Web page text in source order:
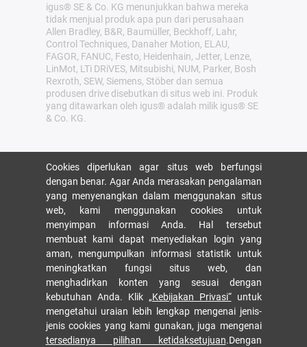
igus® SE & Co. KG menunjukkan bahwa mereka
tidak menjual produk apa pun dari perusahaan
Allen Bradley, B&R, Baumüller, Beckhoff, Lahr,
Control Techniques, Danaher Motion, ELAU,
FAGOR, FANUC, Festo, Heidenhain, Jetter, Lenze,
LinMot, LTi DRiVES, Mitsubishi, NUM, Parker, Bosh
Rexroth, SEW, Siemens, Stöber dan semua
produsen drive disebutkan di situs web ini. Produk
yang ditawarkan oleh igus® adalah milik igus® SE
& Co. KG.
Cookies diperlukan agar situs web berfungsi
dengan benar. Agar Anda merasakan pengalaman
yang menyenangkan dalam menggunakan situs
web, kami menggunakan cookies untuk
menyimpan informasi Anda. Hal tersebut
membuat kami dapat menyediakan login yang
aman, mengumpulkan informasi statistik untuk
meningkatkan fungsi situs web, dan
menghadirkan konten yang sesuai dengan
kebutuhan Anda. Klik „Kebijakan Privasi“untuk
mengetahui uraian lebih lengkap mengenai jenis-
jenis cookies yang kami gunakan, juga mengenai
tersedianya pilihan ketidaksetujuan.Dengan